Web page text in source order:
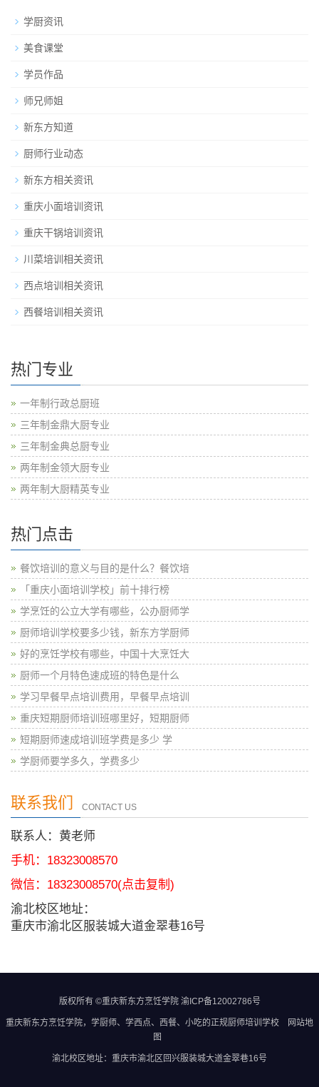
学厨资讯
美食课堂
学员作品
师兄师姐
新东方知道
厨师行业动态
新东方相关资讯
重庆小面培训资讯
重庆干锅培训资讯
川菜培训相关资讯
西点培训相关资讯
西餐培训相关资讯
热门专业
一年制行政总厨班
三年制金鼎大厨专业
三年制金典总厨专业
两年制金领大厨专业
两年制大厨精英专业
热门点击
餐饮培训的意义与目的是什么？餐饮培
「重庆小面培训学校」前十排行榜
学烹饪的公立大学有哪些，公办厨师学
厨师培训学校要多少钱，新东方学厨师
好的烹饪学校有哪些，中国十大烹饪大
厨师一个月特色速成班的特色是什么
学习早餐早点培训费用，早餐早点培训
重庆短期厨师培训班哪里好，短期厨师
短期厨师速成培训班学费是多少 学
学厨师要学多久，学费多少
联系我们 CONTACT US
联系人：黄老师
手机：18323008570
微信： 18323008570(点击复制)
渝北校区地址：
重庆市渝北区服装城大道金翠巷16号
版权所有 ©重庆新东方烹饪学院 渝ICP备12002786号
重庆新东方烹饪学院，学厨师、学西点、西餐、小吃的正规厨师培训学校
网站地
图
渝北校区地址：重庆市渝北区回兴服装城大道金翠巷16号